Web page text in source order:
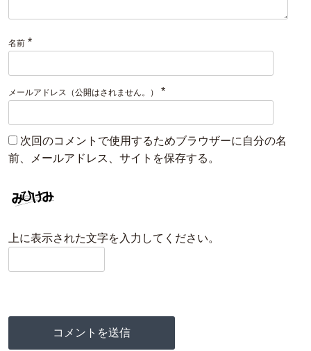
名前 *
メールアドレス（公開はされません。） *
次回のコメントで使用するためブラウザーに自分の名
前、メールアドレス、サイトを保存する。
上に表示された文字を入力してください。